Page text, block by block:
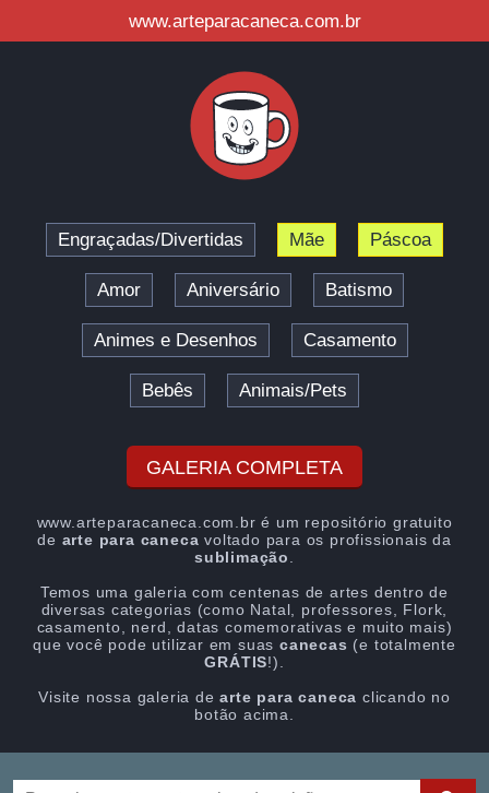
www.arteparacaneca.com.br
Engraçadas/Divertidas Mãe Páscoa
Amor Aniversário Batismo
Animes e Desenhos Casamento
Bebês Animais/Pets
GALERIA COMPLETA
www.arteparacaneca.com.br é um repositório gratuito
de arte para caneca voltado para os profissionais da
sublimação
Temos uma galeria com centenas de artes dentro de
diversas categorias (como Natal, professores, Flork,
casamento, nerd, datas comemorativas e muito mais)
que você pode utilizar em suas canecas (e totalmente
GRÁTIS!).
Visite nossa galeria dearte para caneca clicando no
botão acima.